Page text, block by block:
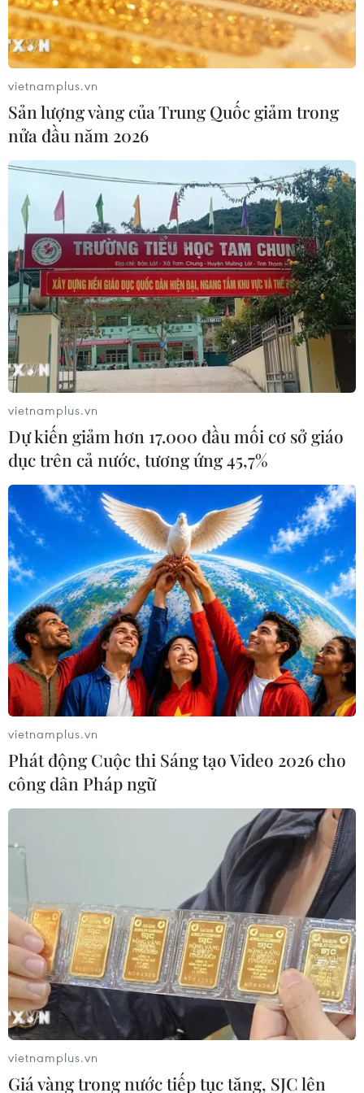
vietnamplus.vn
Sản lượng vàng của Trung Quốc giảm trong
nửa đầu năm 2026
vietnamplus.vn
Dự kiến giảm hơn 17.000 đầu mối cơ sở giáo
dục trên cả nước, tương ứng 45,7%
vietnamplus.vn
Phát động Cuộc thi Sáng tạo Video 2026 cho
công dân Pháp ngữ
vietnamplus.vn
Giá vàng trong nước tiếp tục tăng, SJC lên